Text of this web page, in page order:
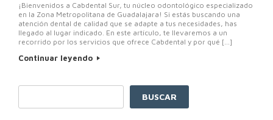
¡Bienvenidos a Cabdental Sur, tu núcleo odontológico especializado
en la Zona Metropolitana de Guadalajara! Si estás buscando una
atención dental de calidad que se adapte a tus necesidades, has
llegado al lugar indicado. En este artículo, te llevaremos a un
recorrido por los servicios que ofrece Cabdental y por qué […]
Continuar leyendo
BUSCAR